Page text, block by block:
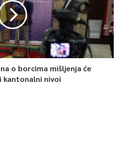
o borcima mišljenja će
nivoi